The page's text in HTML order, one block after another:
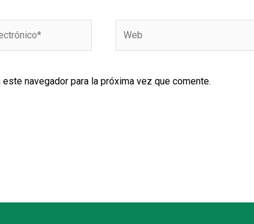
navegador para la próxima vez que comente.